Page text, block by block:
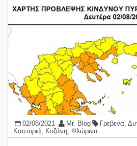
02/08/2021 Mr. Blog Γρεβενά,
Καστοριά, Κοζάνη, Φλώρινα